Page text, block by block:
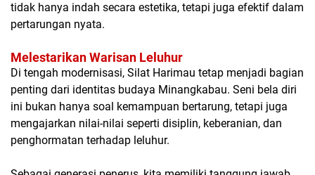
tidak hanya indah secara estetika, tetapi juga efektif dalam
pertarungan nyata.
Melestarikan Warisan Leluhur
Di tengah modernisasi, Silat Harimau tetap menjadi bagian
penting dari identitas budaya Minangkabau. Seni bela diri
ini bukan hanya soal kemampuan bertarung, tetapi juga
mengajarkan nilai-nilai seperti disiplin, keberanian, dan
penghormatan terhadap leluhur.